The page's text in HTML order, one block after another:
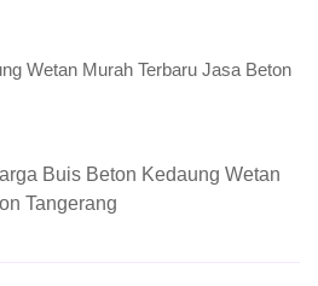
Wetan Murah Terbaru Jasa Beton
Buis Beton Kedaung Wetan
Tangerang